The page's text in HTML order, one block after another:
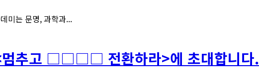
미는 문명, 과학과...
멈추고 □□□□ 전환하라>에 초대합니다.